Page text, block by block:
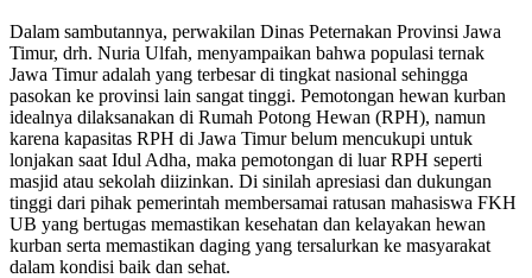
Dalam sambutannya, perwakilan Dinas Peternakan Provinsi Jawa
Timur, drh. Nuria Ulfah, menyampaikan bahwa populasi ternak
Jawa Timur adalah yang terbesar di tingkat nasional sehingga
pasokan ke provinsi lain sangat tinggi. Pemotongan hewan kurban
idealnya dilaksanakan di Rumah Potong Hewan (RPH), namun
karena kapasitas RPH di Jawa Timur belum mencukupi untuk
lonjakan saat Idul Adha, maka pemotongan di luar RPH seperti
masjid atau sekolah diizinkan. Di sinilah apresiasi dan dukungan
tinggi dari pihak pemerintah membersamai ratusan mahasiswa FKH
UB yang bertugas memastikan kesehatan dan kelayakan hewan
kurban serta memastikan daging yang tersalurkan ke masyarakat
dalam kondisi baik dan sehat.